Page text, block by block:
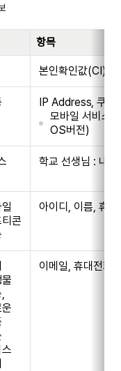
항목
본인확인값(CI)
IP Address, 쿠키,
모바일 서비스
OS버전)
학교 선생님 : 내
콘
아이디, 이름, 휴대
이메일, 휴대전화